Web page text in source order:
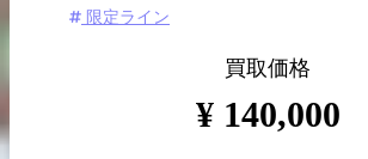
限定ライン
買取価格
¥ 140,000